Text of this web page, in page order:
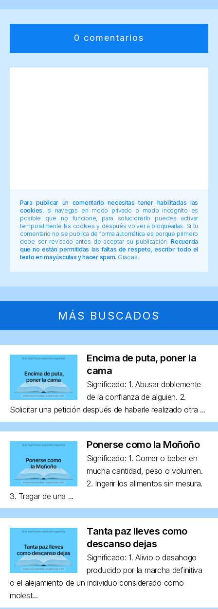
0 comentarios
Para publicar un comentario necesitas tener habilitadas las
cookies , si navegas en modo privado o modo incógnito es
posible que no funcione, para solucionarlo puedes activar
temporalmente las cookies y después volver a bloquearlas. Si tu
comentario no se publica de forma automática es porque primero
debe ser revisado antes de aceptar su publicación.Recuerda
que no están permitidas las faltas de respeto, escribir todo el
texto en mayúsculas y hacer spam. Gracias.
MÁS BUSCADOS
Encima de puta, poner la
cama
Significado: 1. Abusar doblemente
de la confianza de alguien. 2.
Solicitar una petición después de haberle realizado otra ...
Ponerse como la Moñoño
Significado: 1. Comer o beber en
mucha cantidad, peso o volumen.
2. Ingerir los alimentos sin mesura.
3. Tragar de una ...
Tanta paz lleves como
descanso dejas
Significado: 1. Alivio o desahogo
producido por la marcha definitiva
o el alejamiento de un individuo considerado como
molest...